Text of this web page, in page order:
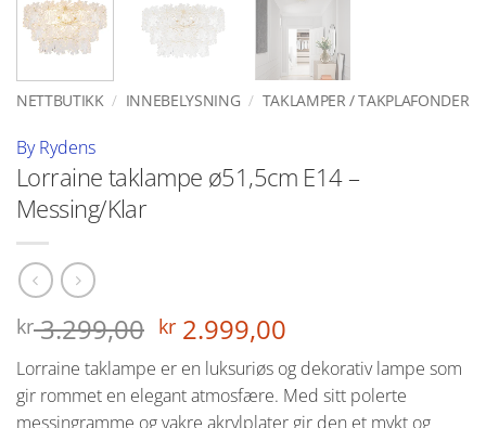
NETTBUTIKK / INNEBELYSNING / TAKLAMPER / TAKPLAFONDER
By Rydens
Lorraine taklampe ø51,5cm E14 –
Messing/Klar
kr3.299,00 Opprinnelig
var:
kr 3.299,00.
kr 2.999,00
pris
er:
kr 2.999,00.
Lorraine taklampe er en luksuriøs og dekorativ lampe som
gir rommet en elegant atmosfære. Med sitt polerte
messingramme og vakre akrylplater gir den et mykt og